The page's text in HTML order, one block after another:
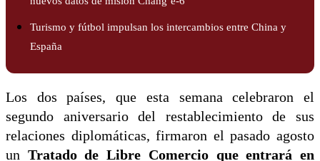
Turismo y fútbol impulsan los intercambios entre China y
España
Los dos países, que esta semana celebraron el
segundo aniversario del restablecimiento de sus
relaciones diplomáticas, firmaron el pasado agosto
un Tratado de Libre Comercio que entrará en